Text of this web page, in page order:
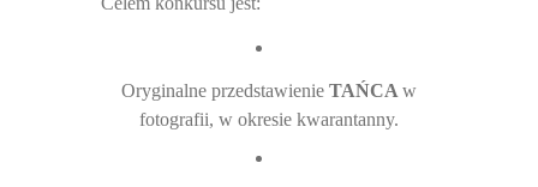
Oryginalne przedstawienie TAŃCA w
fotografii, w okresie kwarantanny.